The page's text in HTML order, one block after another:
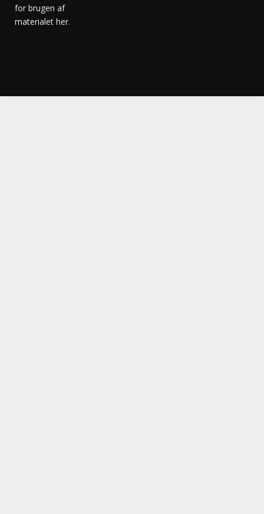
for brugen af
materialet her.